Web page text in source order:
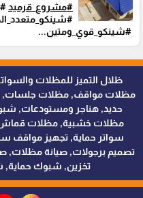
#مشروع_قرميد
#شينكو_قوي_ومتين...
مظلات مواقف, مظلات جلسات,
حديد, هناجر ومستودعات,
مظلات خشبية, مظلات
سواتر حماية, تجهيز مواقف
تصميم برجولات, صيانة مظلات,
تخزين, شبوك حماية,